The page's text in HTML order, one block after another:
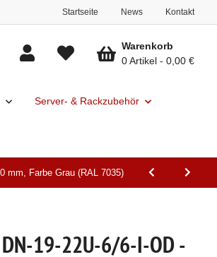
Startseite News Kontakt
Server- & Rackzubehör
Warenkorb
0 Artikel
0,00 €
mm, Farbe Grau (RAL 7035)
DN-19-22U-6/6-I-OD -